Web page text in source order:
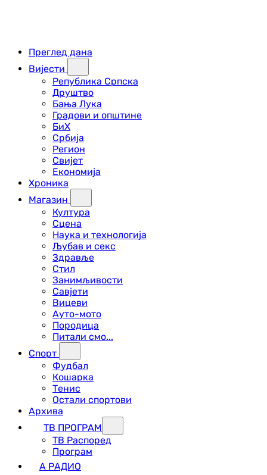
Преглед дана
Вијести
Република Српска
Друштво
Бања Лука
Градови и општине
БиХ
Србија
Регион
Свијет
Економија
Хроника
Магазин
Култура
Сцена
Наука и технологија
Љубав и секс
Здравље
Стил
Занимљивости
Савјети
Вицеви
Ауто-мото
Породица
Питали смо...
Спорт
Фудбал
Кошарка
Тенис
Остали спортови
Архива
ТВ ПРОГРАМ
ТВ Распоред
Програм
А РАДИО